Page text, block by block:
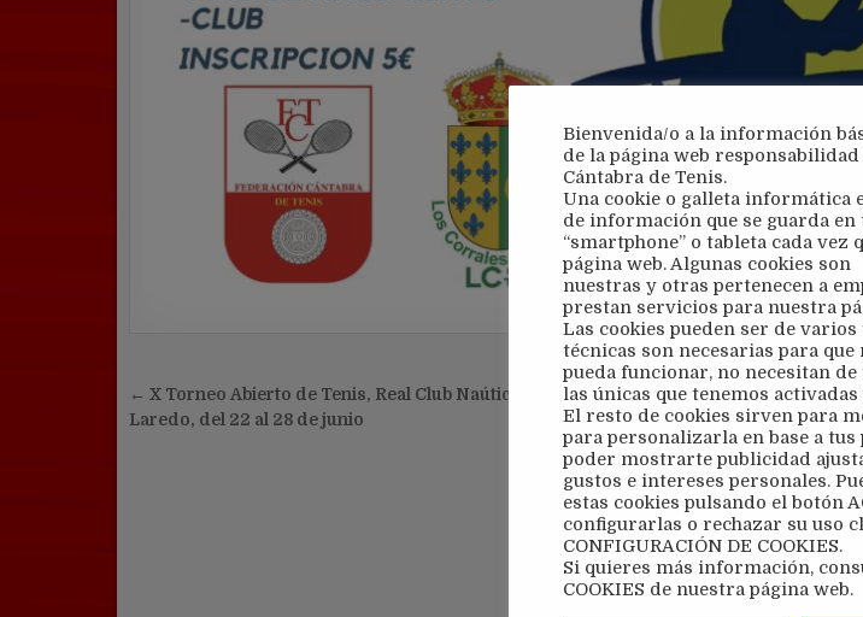
Navegación
de
IX Open La
← X Torneo Abierto de Tenis, Real Club Naútico de
Laredo, del 22 al 28 de junio
Bienvenida/o a la información
de la página web
Cántabra de Tenis.
Una cookie o galleta informática
de información que se guarda
“smartphone” o tableta cada vez
página web. Algunas cookies son
nuestras y otras pertenecen a
prestan servicios para nuestra
Las cookies pueden ser de varios
técnicas son necesarias para que
pueda funcionar, no necesitan
las únicas que tenemos
El resto de cookies sirven para
para personalizarla en base a
poder mostrarte publicidad
gustos e intereses personales.
estas cookies pulsando el botón
configurarlas o rechazar su uso
CONFIGURACIÓN DE COOKIES.
Si quieres más información,
COOKIES de nuestra página web.